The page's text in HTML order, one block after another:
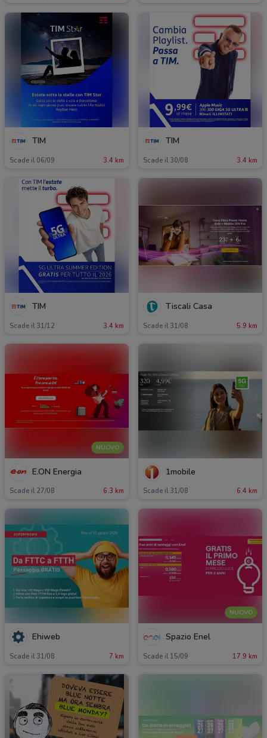
TIM
Scade il 06/09 3.4 km
TIM
Scade il 30/08 3.4 km
TIM
Scade il 31/12 3.4 km
Tiscali Casa
Scade il 31/08 5.9 km
NUOVO
E.ON Energia
Scade il 27/08 6.3 km
1mobile
Scade il 31/08 6.4 km
Ehiweb
Scade il 31/08 7 km
NUOVO
Spazio Enel
Scade il 15/09 17.9 km